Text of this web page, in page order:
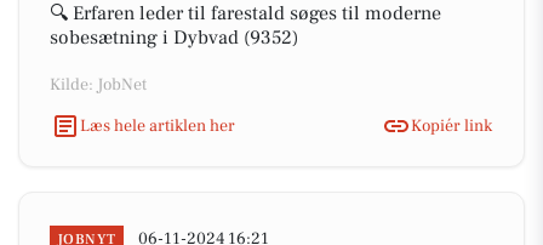
🔍 Erfaren leder til farestald søges til moderne
sobesætning i Dybvad (9352)
Kilde: JobNet
Læs hele artiklen her
Kopiér link
JOBNYT 06-11-2024 16:21